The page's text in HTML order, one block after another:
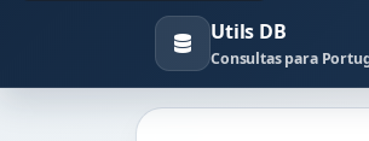
Utils DB
Consultas para